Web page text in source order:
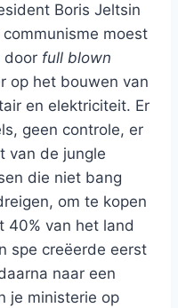
Boris Jeltsin
moest
door full blown
op het bouwen van
en elektriciteit. Er
geen controle, er
van de jungle
die niet bang
om te kopen
40% van het land
spe creëerde eerst
naar een
je ministerie op